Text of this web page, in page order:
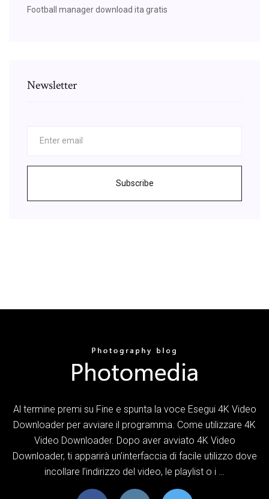
Football manager download ita gratis
Newsletter
Subscribe
Al termine premi su Fine e spunta la voce Esegui 4K Video
Downloader per avviare il programma. Come utilizzare 4K
Video Downloader. Dopo aver avviato 4K Video
Downloader, ti apparirà un’interfaccia di facile utilizzo dove
incollare l’indirizzo del video, le playlist o i …